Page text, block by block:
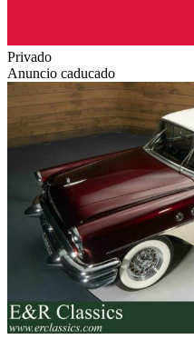
Privado
Anuncio caducado